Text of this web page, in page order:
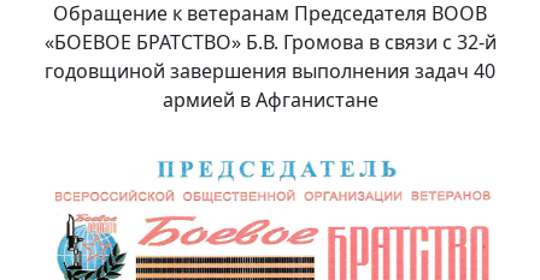
Обращение к ветеранам Председателя ВООВ
«БОЕВОЕ БРАТСТВО» Б.В. Громова в связи с 32-й
годовщиной завершения выполнения задач 40
армией в Афганистане